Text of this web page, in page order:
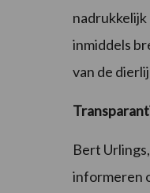
nadrukkelijk
inmiddels
van de
Bert
informeren